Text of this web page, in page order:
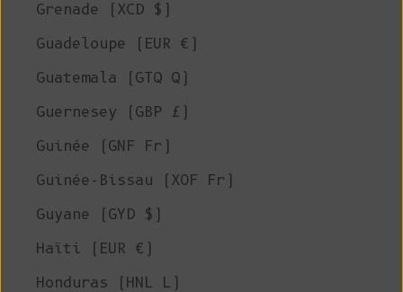
Grenade (XCD $)
Guadeloupe (EUR €)
Guatemala (GTQ Q)
Guernesey (GBP £)
Guinée (GNF Fr)
Guinée-Bissau (XOF Fr)
Guyane (GYD $)
Haïti (EUR €)
Honduras (HNL L)